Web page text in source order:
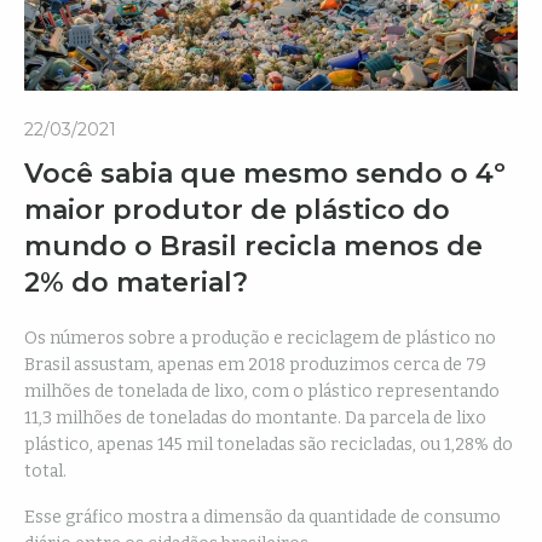
22/03/2021
Você sabia que mesmo sendo o 4º
maior produtor de plástico do
mundo o Brasil recicla menos de
2% do material?
Os números sobre a produção e reciclagem de plástico no
Brasil assustam, apenas em 2018 produzimos cerca de 79
milhões de tonelada de lixo, com o plástico representando
11,3 milhões de toneladas do montante. Da parcela de lixo
plástico, apenas 145 mil toneladas são recicladas, ou 1,28% do
total.
Esse gráfico mostra a dimensão da quantidade de consumo